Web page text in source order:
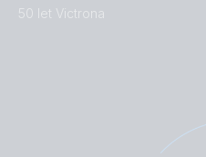
50 let Victrona